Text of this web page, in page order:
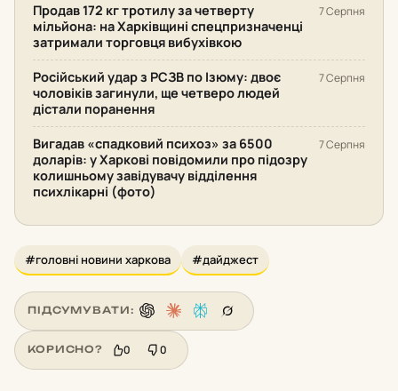
Продав 172 кг тротилу за четверту
мільйона: на Харківщині спецпризначенці
затримали торговця вибухівкою
7 Серпня
Російський удар з РСЗВ по Ізюму: двоє
чоловіків загинули, ще четверо людей
дістали поранення
7 Серпня
Вигадав «спадковий психоз» за 6500
доларів: у Харкові повідомили про підозру
колишньому завідувачу відділення
психлікарні (фото)
7 Серпня
#головні новини харкова #дайджест
ПІДСУМУВАТИ:
КОРИСНО? 0 0